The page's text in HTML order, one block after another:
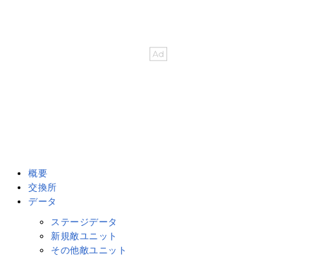
概要
交換所
データ
ステージデータ
新規敵ユニット
その他敵ユニット